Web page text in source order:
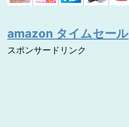
amazon タイムセール
スポンサードリンク